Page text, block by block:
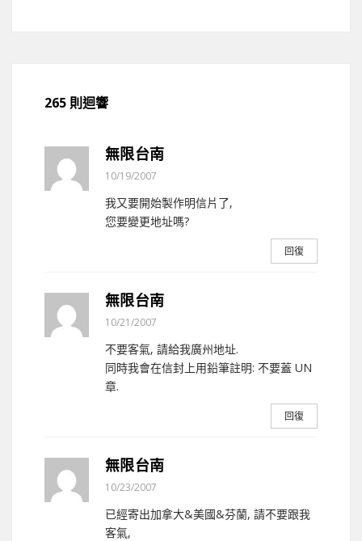
265 則迴響
無限台南
10/19/2007
我又要開始製作明信片了,
您要變更地址嗎?
回復
無限台南
10/21/2007
不要客氣, 請給我廣州地址.
同時我會在信封上用鉛筆註明: 不要蓋 UN
章.
回復
無限台南
10/23/2007
已經寄出加拿大&美國&芬蘭, 請不要跟我
客氣,